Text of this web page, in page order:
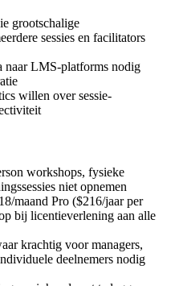
grootschalige
sessies en facilitators
naar LMS-platforms nodig
willen over sessie-
workshops, fysieke
niet opnemen
maand Pro ($216/jaar per
bij licentieverlening aan alle
krachtig voor managers,
deelnemers nodig